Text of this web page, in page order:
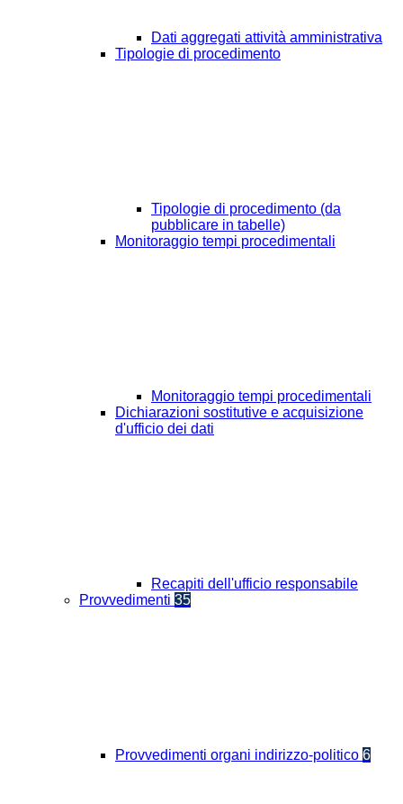
Dati aggregati attività amministrativa
Tipologie di procedimento
Tipologie di procedimento (da
pubblicare in tabelle)
Monitoraggio tempi procedimentali
Monitoraggio tempi procedimentali
Dichiarazioni sostitutive e acquisizione
d'ufficio dei dati
Recapiti dell'ufficio responsabile
Provvedimenti 35
Provvedimenti organi indirizzo-politico 6